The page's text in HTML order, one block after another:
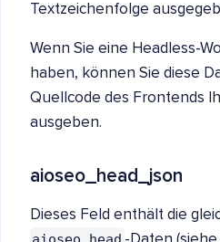
Textzeichenfolge
Wenn Sie eine Headless-
haben, können Sie diese
Quellcode des Frontends
ausgeben.
aioseo_head_json
Dieses Feld enthält die